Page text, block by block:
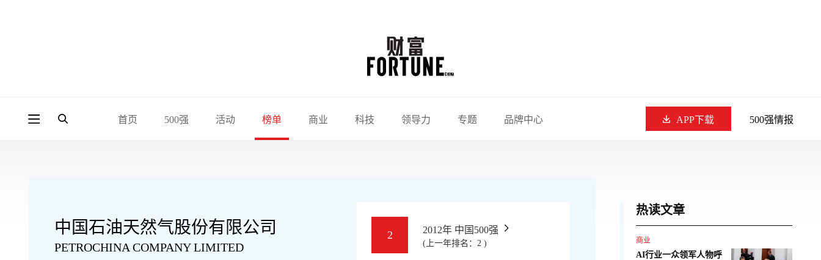
首页 500强 活动 榜单 商业 科技 领导力 专题 品牌中心 APP下载 500强情报
中国石油天然气股份有限公司
PETROCHINA COMPANY LIMITED
2 2012年 中国500强
(上一年排名：2 )
热读文章
商业
AI行业一众领军人物呼